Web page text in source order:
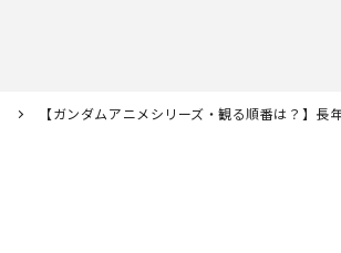
【ガンダムアニメシリーズ・観る順番は？】長